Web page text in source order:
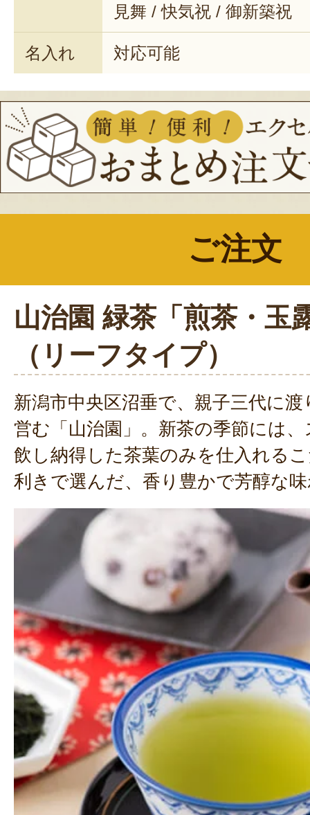
見舞 / 快気祝 / 御新築祝
名入れ 対応可能
ご注文
山治園 緑茶「煎茶・玉
（リーフタイプ）
新潟市中央区沼垂で、親子三代に
営む「山治園」。新茶の季節には
飲し納得した茶葉のみを仕入れる
利きで選んだ、香り豊かで芳醇な